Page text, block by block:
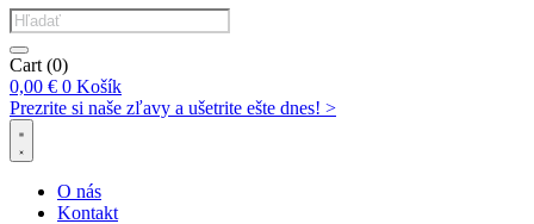
Products
search
Cart (0)
0,00 € 0 Košík
Prezrite si naše zľavy a ušetrite ešte dnes! >​
O nás
Kontakt